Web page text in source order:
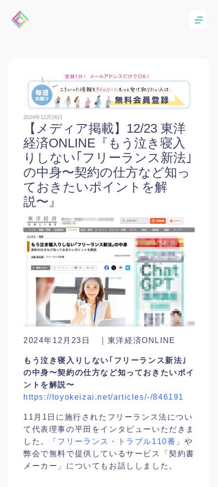
2024年12月26日
【メディア掲載】12/23 東洋
経済ONLINE『もう泣き寝入
りしない｢フリーランス新法｣
の中身〜契約の仕方など知っ
ておきたいポイントを解
説〜』
2024年12月23日 ｜東洋経済ONLINE
もう泣き寝入りしない｢フリーランス新法｣
の中身〜契約の仕方など知っておきたいポイ
ントを解説〜
https://toyokeizai.net/articles/-/846191
11月1日に施行されたフリーランス法につい
て代表理事の平田をインタビューいただきま
した。「 フリーランス・トラブル110番 」や
弊会で無料で提供しているサービス「契約書
メーカー」についてもお話ししました。